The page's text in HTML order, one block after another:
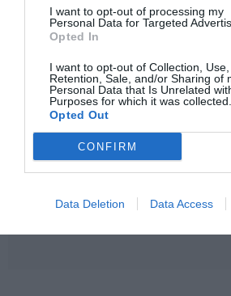
I want to opt-out of processing my
Personal Data for Targeted
Opted In
I want to opt-out of Collection, Use,
Retention, Sale, and/or Sharing of
Personal Data that Is Unrelated
Purposes for which it was collected.
Opted Out
CONFIRM
Data Deletion Data Access
που εξειδικεύεται στην
Heutinkανήκουν επίσης
διασφαλίζοντας την κορυφαία
Montessori:Αυθεντικά υλικά της
Μοντεσσόρι.
Jegro:Εξειδικευμένα εργαλεία για
τη γλώσσα.
Toys for Life:
των παιδιών στο σπίτι.
Η αποστολή μας:
είναι η ευτυχία!